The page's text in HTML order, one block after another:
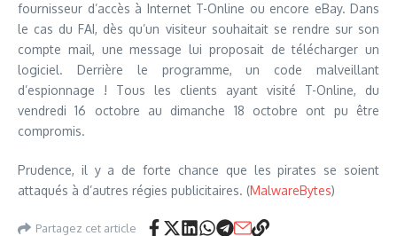
fournisseur d’accès à Internet T-Online ou encore eBay. Dans
le cas du FAI, dès qu’un visiteur souhaitait se rendre sur son
compte mail, une message lui proposait de télécharger un
logiciel. Derrière le programme, un code malveillant
d’espionnage ! Tous les clients ayant visité T-Online, du
vendredi 16 octobre au dimanche 18 octobre ont pu être
compromis.
Prudence, il y a de forte chance que les pirates se soient
attaqués à d’autres régies publicitaires. (MalwareBytes)
Partagez cet article